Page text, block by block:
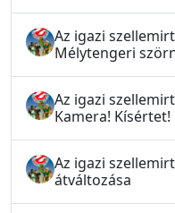
Az igazi
Mélytengeri
Az igazi
Kamera! Kísértet!
Az igazi
átváltozása